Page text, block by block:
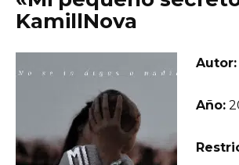
KamillNova
Autor:
Año: